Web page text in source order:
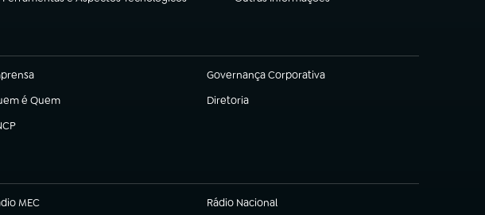
(abre em nova aba) (abre em nova aba)
em nova aba) Governança Corporativa
(abre em nova aba)
é Quem
em nova aba) Diretoria
(abre em nova aba)
em nova aba)
MEC
em nova aba) Rádio Nacional